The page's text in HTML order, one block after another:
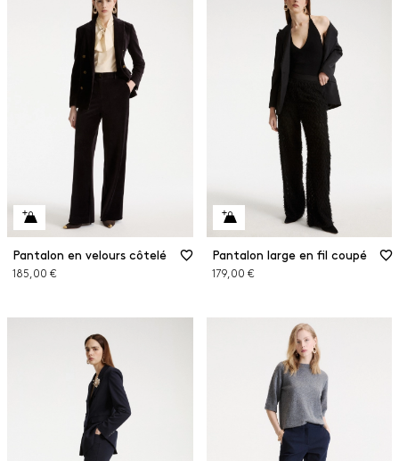
Pantalon en velours côtelé
185,00 €
Pantalon large en fil coupé
179,00 €